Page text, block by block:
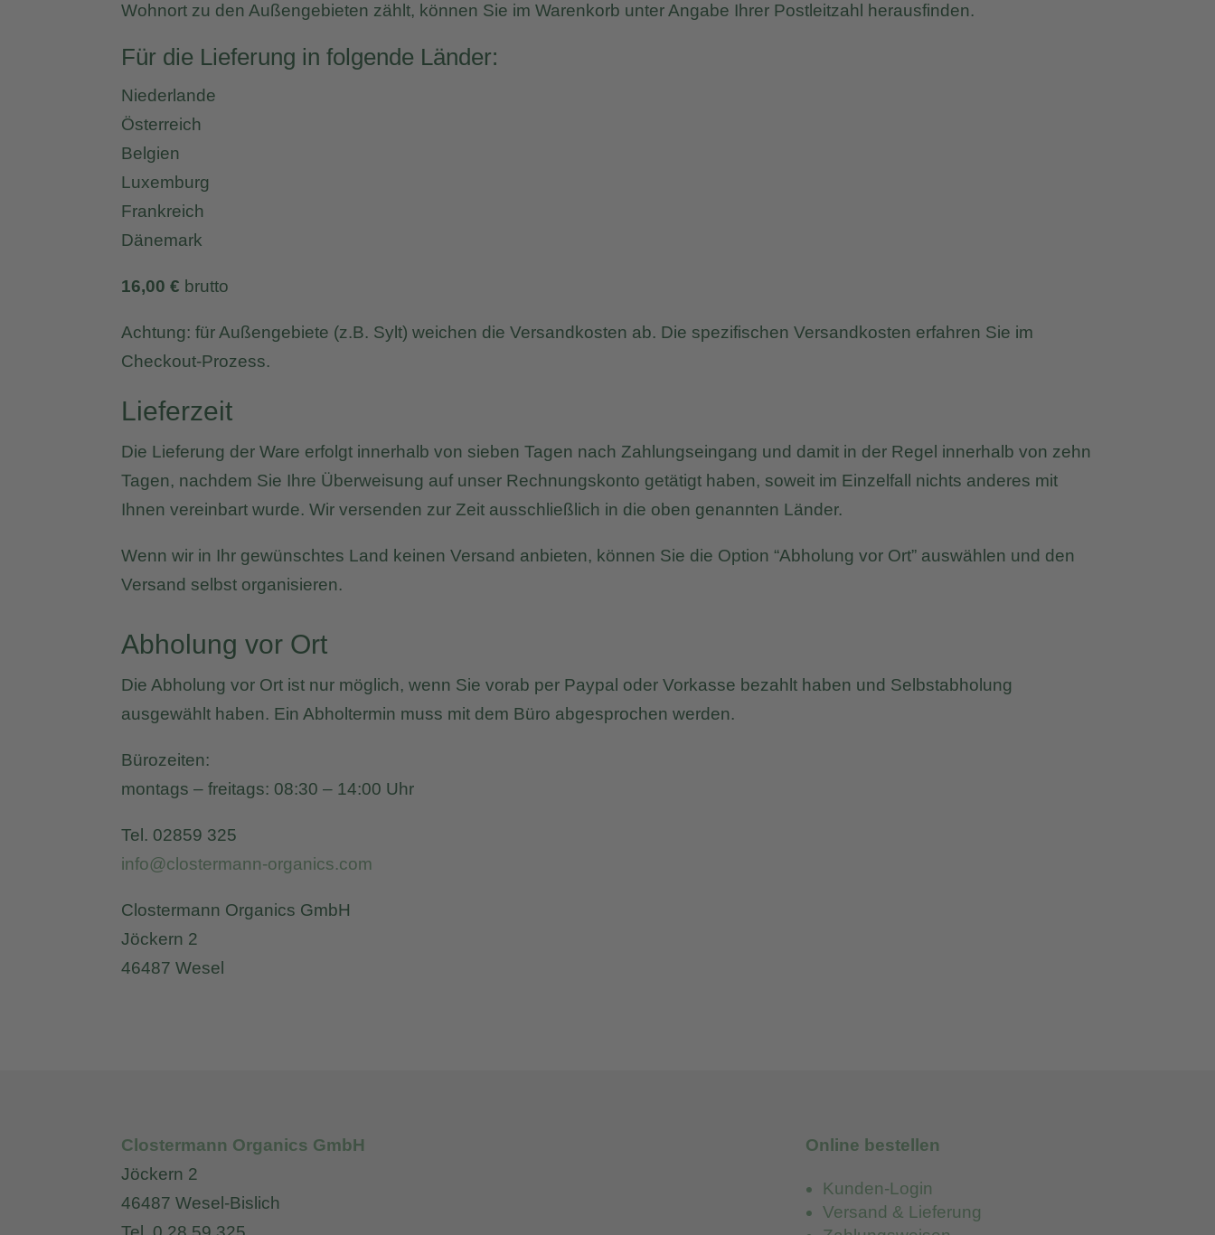
Wohnort zu den Außengebieten zählt, können Sie im Warenkorb unter Angabe Ihrer Postleitzahl herausfinden.
Für die Lieferung in folgende Länder:
Niederlande
Österreich
Belgien
Luxemburg
Frankreich
Dänemark
16,00 € brutto
Achtung: für Außengebiete (z.B. Sylt) weichen die Versandkosten ab. Die spezifischen Versandkosten erfahren Sie im
Checkout-Prozess.
Lieferzeit
Die Lieferung der Ware erfolgt innerhalb von sieben Tagen nach Zahlungseingang und damit in der Regel innerhalb von zehn
Tagen, nachdem Sie Ihre Überweisung auf unser Rechnungskonto getätigt haben, soweit im Einzelfall nichts anderes mit
Ihnen vereinbart wurde. Wir versenden zur Zeit ausschließlich in die oben genannten Länder.
Wenn wir in Ihr gewünschtes Land keinen Versand anbieten, können Sie die Option “Abholung vor Ort” auswählen und den
Versand selbst organisieren.
Abholung vor Ort
Die Abholung vor Ort ist nur möglich, wenn Sie vorab per Paypal oder Vorkasse bezahlt haben und Selbstabholung
ausgewählt haben. Ein Abholtermin muss mit dem Büro abgesprochen werden.
Bürozeiten:
montags – freitags: 08:30 – 14:00 Uhr
Tel. 02859 325
info@clostermann-organics.com
Clostermann Organics GmbH
Jöckern 2
46487 Wesel
Clostermann Organics GmbH
Jöckern 2
46487 Wesel-Bislich
Online bestellen
Kunden-Login
Versand & Lieferung